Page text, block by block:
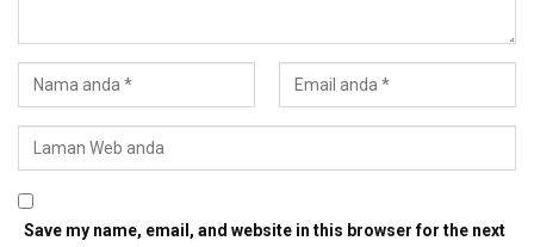
Save my name, email, and website in this browser for the next